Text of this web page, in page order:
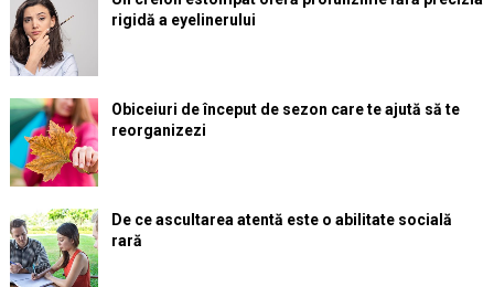
rigidă a eyelinerului
Obiceiuri de început de sezon care te ajută să te
reorganizezi
De ce ascultarea atentă este o abilitate socială
rară